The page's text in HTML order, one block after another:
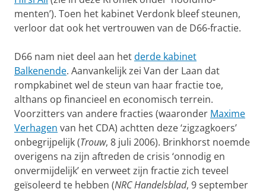
menten’). Toen het kabinet Verdonk bleef steunen,
verloor dat ook het vertrouwen van de D66-fractie.
D66 nam niet deel aan hetderde kabinet
Balkenende. Aanvankelijk zei Van der Laan dat
rompkabinet wel de steun van haar fractie toe,
althans op financieel en economisch terrein.
Voorzitters van andere fracties (waaronder Maxime
Verhagen van het CDA) achtten deze ‘zigzagkoers’
onbe­grij­pelijk (Trouw, 8 juli 2006). Brinkhorst noemde
overigens na zijn af­treden de crisis ‘onnodig en
onvermijdelijk’ en verweet zijn fractie zich teveel
geïsoleerd te hebben (NRC Handelsblad, 9 september